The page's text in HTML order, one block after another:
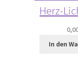
Herz-
In den